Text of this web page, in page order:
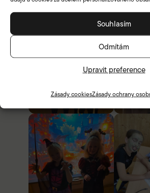
Souhlasím
Odmítám
Upravit preference
Zásady cookiesZásady ochrany